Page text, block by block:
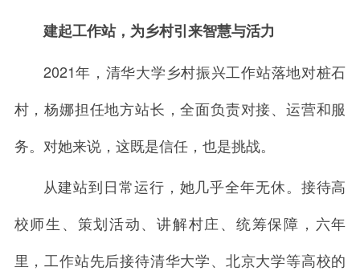
建起工作站，为乡村引来智慧与活力
2021年，清华大学乡村振兴工作站落地对桩石
村，杨娜担任地方站长，全面负责对接、运营和服
务。对她来说，这既是信任，也是挑战。
从建站到日常运行，她几乎全年无休。接待高
校师生、策划活动、讲解村庄、统筹保障，六年
里，工作站先后接待清华大学、北京大学等高校的